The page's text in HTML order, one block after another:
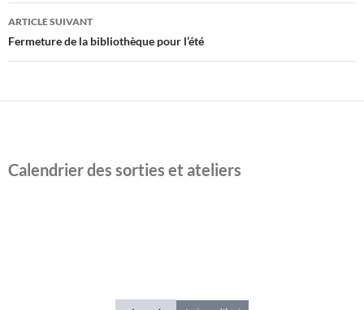
articles
ARTICLE SUIVANT
Fermeture de la bibliothèque pour l’été
Calendrier des sorties et ateliers